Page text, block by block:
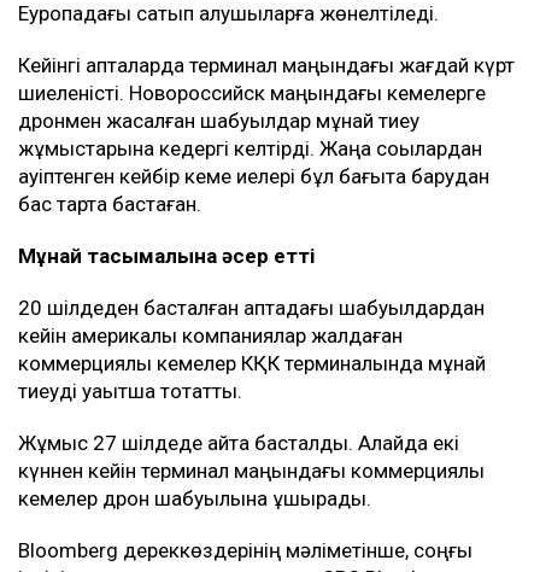
Еуропадағы сатып алушыларға жөнелтіледі.
Кейінгі апталарда терминал маңындағы жағдай күрт
шиеленісті. Новороссийск маңындағы кемелерге
дронмен жасалған шабуылдар мұнай тиеу
жұмыстарына кедергі келтірді. Жаңа соққылардан
қауіптенген кейбір кеме иелері бұл бағытқа барудан
бас тарта бастаған.
Мұнай тасымалына әсер етті
20 шілдеден басталған аптадағы шабуылдардан
кейін америкалық компаниялар жалдаған
коммерциялық кемелер КҚК терминалында мұнай
тиеуді уақытша тоқтатты.
Жұмыс 27 шілдеде қайта басталды. Алайда екі
күннен кейін терминал маңындағы коммерциялық
кемелер дрон шабуылына ұшырады.
Bloomberg дереккөздерінің мәліметінше, соңғы